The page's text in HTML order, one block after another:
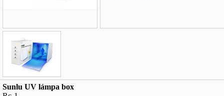
Név*:
Sunlu UV lámpa box